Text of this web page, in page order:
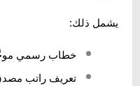
يشمل ذلك:
خطاب رسمي
تعريف راتب